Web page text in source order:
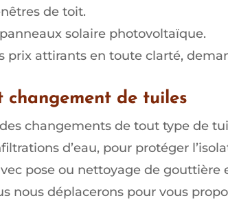
de toit.
solaire photovoltaïque.
prix attirants en toute clarté,
de tuiles
changements de tout type de
d’eau, pour protéger
pose ou nettoyage de gouttière
nous déplacerons pour vous